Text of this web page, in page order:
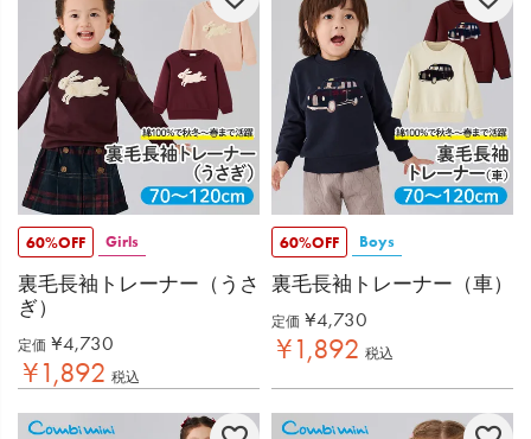
60%OFF Girls
裏毛長袖トレーナー（うさ
ぎ）
定価 ¥4,730
¥1,892 税込
60%OFF Boys
裏毛長袖トレーナー（車）
定価 ¥4,730
¥1,892 税込